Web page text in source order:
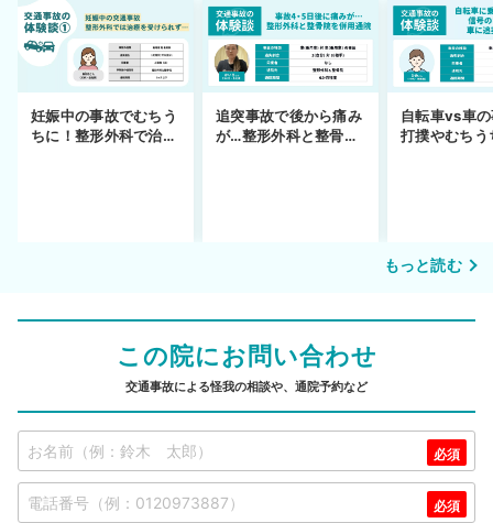
妊娠中の事故でむちう
ちに！整形外科で治療
追突事故で後から痛み
が…整形外科と整骨院
自転車vs車
打撲やむちう
もっと読む
この院にお問い合わせ
交通事故による怪我の相談や、通院予約など